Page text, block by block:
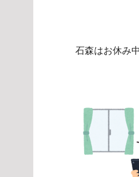
石森はお休み中